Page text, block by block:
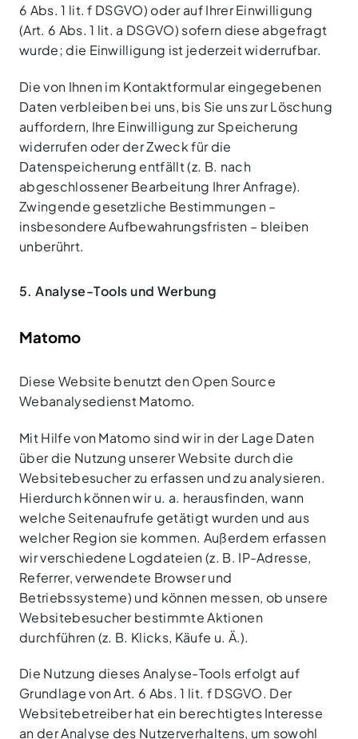
6 Abs. 1 lit. f DSGVO) oder auf Ihrer Einwilligung
(Art. 6 Abs. 1 lit. a DSGVO) sofern diese abgefragt
wurde; die Einwilligung ist jederzeit widerrufbar.
Die von Ihnen im Kontaktformular eingegebenen
Daten verbleiben bei uns, bis Sie uns zur Löschung
auffordern, Ihre Einwilligung zur Speicherung
widerrufen oder der Zweck für die
Datenspeicherung entfällt (z. B. nach
abgeschlossener Bearbeitung Ihrer Anfrage).
Zwingende gesetzliche Bestimmungen –
insbesondere Aufbewahrungsfristen – bleiben
unberührt.
5. Analyse-Tools und Werbung
Matomo
Diese Website benutzt den Open Source
Webanalysedienst Matomo.
Mit Hilfe von Matomo sind wir in der Lage Daten
über die Nutzung unserer Website durch die
Websitebesucher zu erfassen und zu analysieren.
Hierdurch können wir u. a. herausfinden, wann
welche Seitenaufrufe getätigt wurden und aus
welcher Region sie kommen. Außerdem erfassen
wir verschiedene Logdateien (z. B. IP-Adresse,
Referrer, verwendete Browser und
Betriebssysteme) und können messen, ob unsere
Websitebesucher bestimmte Aktionen
durchführen (z. B. Klicks, Käufe u. Ä.).
Die Nutzung dieses Analyse-Tools erfolgt auf
Grundlage von Art. 6 Abs. 1 lit. f DSGVO. Der
Websitebetreiber hat ein berechtigtes Interesse
an der Analyse des Nutzerverhaltens, um sowohl